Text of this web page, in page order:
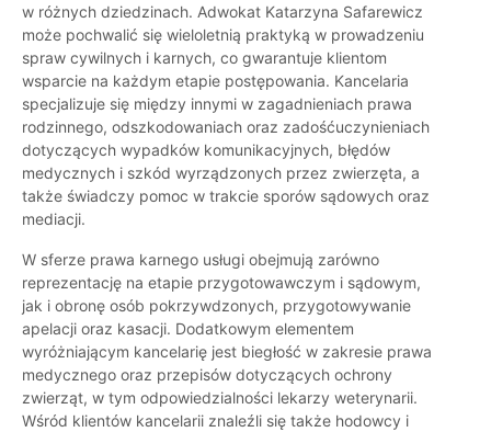
w różnych dziedzinach. Adwokat Katarzyna Safarewicz
może pochwalić się wieloletnią praktyką w prowadzeniu
spraw cywilnych i karnych, co gwarantuje klientom
wsparcie na każdym etapie postępowania. Kancelaria
specjalizuje się między innymi w zagadnieniach prawa
rodzinnego, odszkodowaniach oraz zadośćuczynieniach
dotyczących wypadków komunikacyjnych, błędów
medycznych i szkód wyrządzonych przez zwierzęta, a
także świadczy pomoc w trakcie sporów sądowych oraz
mediacji.
W sferze prawa karnego usługi obejmują zarówno
reprezentację na etapie przygotowawczym i sądowym,
jak i obronę osób pokrzywdzonych, przygotowywanie
apelacji oraz kasacji. Dodatkowym elementem
wyróżniającym kancelarię jest biegłość w zakresie prawa
medycznego oraz przepisów dotyczących ochrony
zwierząt, w tym odpowiedzialności lekarzy weterynarii.
Wśród klientów kancelarii znaleźli się także hodowcy i